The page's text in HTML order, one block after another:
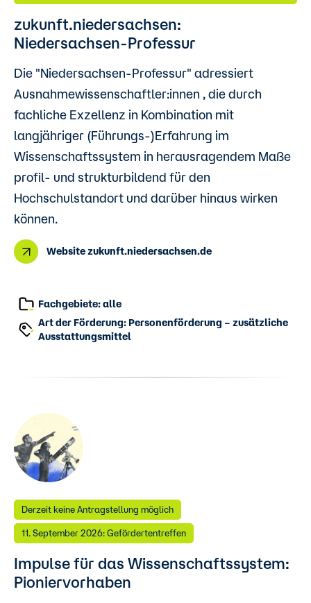
zukunft.niedersachsen:
Niedersachsen-Professur
Die "Niedersachsen-Professur" adressiert
Ausnahmewissenschaftler:innen , die durch
fachliche Exzellenz in Kombination mit
langjähriger (Führungs-)Erfahrung im
Wissenschaftssystem in herausragendem Maße
profil- und strukturbildend für den
Hochschulstandort und darüber hinaus wirken
können.
Website zukunft.niedersachsen.de
Fachgebiete: alle
Art der Förderung: Personenförderung – zusätzliche
Ausstattungsmittel
Derzeit keine Antragstellung möglich
11. September 2026: Gefördertentreffen
Impulse für das Wissenschaftssystem:
Pioniervorhaben